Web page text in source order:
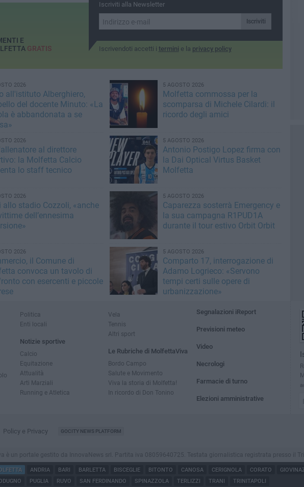
Iscriviti alla Newsletter
Iscriviti
Iscrivendoti accetti i termini e la privacy policy
E
GRATIS
2026
all'istituto Alberghiero,
del docente Minuto: «La
è abbandonata a se
5 AGOSTO 2026
Molfetta commossa per la
scomparsa di Michele Cilardi: il
ricordo degli amici
2026
al direttore
la Molfetta Calcio
lo staff tecnico
5 AGOSTO 2026
Antonio Postigo Lopez firma con
la Dai Optical Virtus Basket
Molfetta
2026
allo stadio Cozzoli, «anche
dell’ennesima
5 AGOSTO 2026
Caparezza sosterrà Emergency e
la sua campagna R1PUD1A
durante il tour estivo Orbit Orbit
2026
il Comune di
convoca un tavolo di
con esercenti e piccole
5 AGOSTO 2026
Comparto 17, interrogazione di
Adamo Logrieco: «Servono
tempi certi sulle opere di
urbanizzazione»
Politica
Enti locali
Notizie sportive
Calcio
Equitazione
Attualità
Arti Marziali
Running e Atletica
Vela
Tennis
Altri sport
Le Rubriche di MolfettaViva
Bordo Campo
Salute e Movimento
Viva la storia di Molfetta!
In ricordo di Don Tonino
Segnalazioni iReport
Previsioni meteo
Video
Necrologi
Farmacie di turno
Elezioni amministrative
Policy e Privacy GOCITY NEWS PLATFORM
è un portale gestito da InnovaNews srl. Partita iva 08059640725. Testata giornalistica registrata presso il
ANDRIA BARI BARLETTA BISCEGLIE BITONTO CANOSA CERIGNOLA CORATO
PUGLIA RUVO SAN FERDINANDO SPINAZZOLA TERLIZZI TRANI TRINITAPOLI